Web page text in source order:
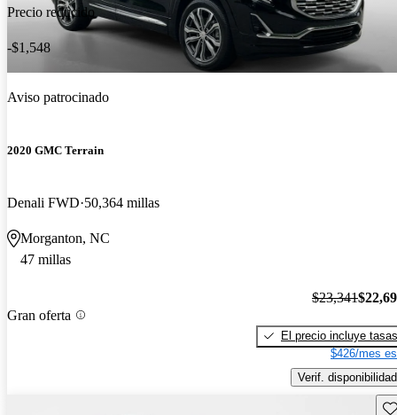
Precio reducido
-$1,548
Aviso patrocinado
2020 GMC Terrain
Denali FWD 50,364 millas
Morganton, NC
47 millas
Gran oferta
$23,341
El precio incluye tasas
$426/mes
Verif. disponibilidad